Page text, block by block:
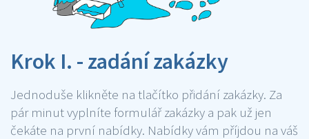
Krok I. - zadání zakázky
Jednoduše klikněte na tlačítko přidání zakázky. Za
pár minut vyplníte formulář zakázky a pak už jen
čekáte na první nabídky. Nabídky vám příjdou na váš